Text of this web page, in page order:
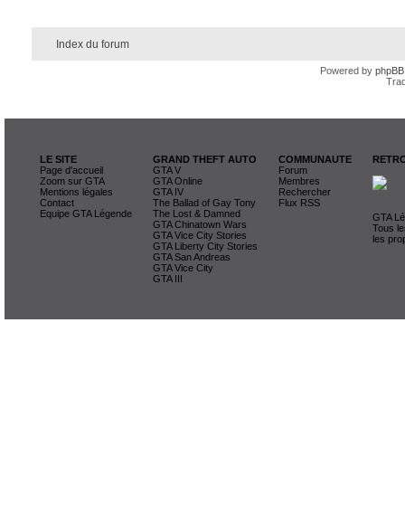
Index du forum
Powered by phpBB
LE SITE
Page d'accueil
Zoom sur GTA
Mentions légales
Contact
Equipe GTA Légende
GRAND THEFT AUTO
GTA V
GTA Online
GTA IV
The Ballad of Gay Tony
The Lost & Damned
GTA Chinatown Wars
GTA Vice City Stories
GTA Liberty City Stories
GTA San Andreas
GTA Vice City
GTA III
COMMUNAUTE
Forum
Membres
Rechercher
Flux RSS
GTA
Tous
les